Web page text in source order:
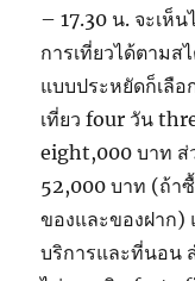
– 17.30 น. จะเห็
การเที่ยวได้ตามส
แบบประหยัดก็เลื
เที่ยว four วัน
eight,000 บาท
52,000 บาท (ถ้า
ของและของฝาก)
บริการและที่นอน